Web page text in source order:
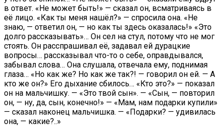
в ответ. «Не может быть!» — сказал он, всматриваясь в
её лицо. «Как ты меня нашёл?» — спросила она. «Не
знаю, — ответил он, — но как ты здесь оказалась!» «Это
долго рассказывать»… Он сел на стул, потому что не мог
стоять. Он расспрашивал её, задавал ей дурацкие
вопросы… рассказывал что-то о себе, оправдывался,
забывал слова… Она слушала, отвечала ему, поднимая
глаза… «Но как же? Но как же так?! — говорил он ей. — А
кто же он?» Его дыхание сбилось… «Кто это?» — показал
он на мальчишку. — «Это твой сын». — «Сын, — повторил
он, — ну, да, сын, конечно!» — «Мам, нам подарки купили»
— сказал наконец мальчишка. — «Подарки? — удивилась
она, — какие?..»